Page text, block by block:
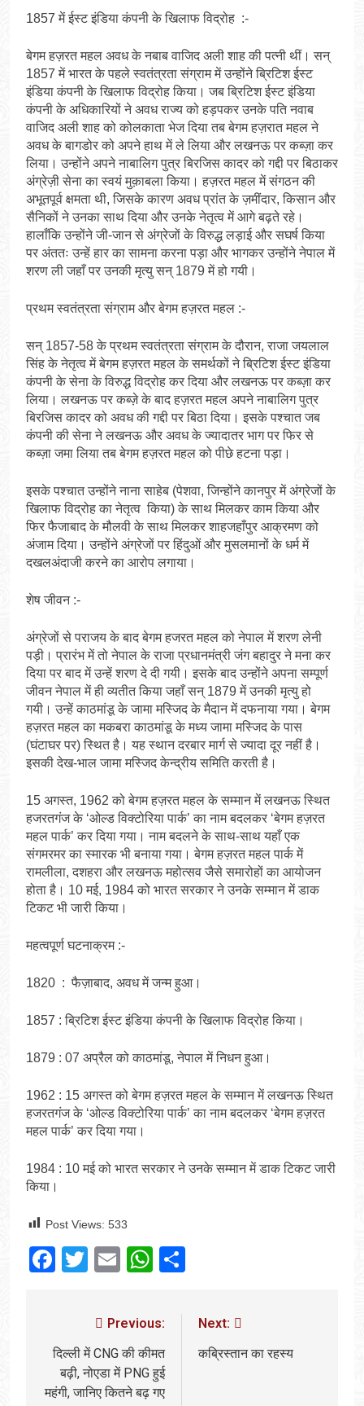
1857 में ईस्ट इंडिया कंपनी के खिलाफ विद्रोह :-
बेगम हज़रत महल अवध के नबाब वाजिद अली शाह की पत्नी थीं। सन्
1857 में भारत के पहले स्वतंत्रता संग्राम में उन्होंने ब्रिटिश ईस्ट
इंडिया कंपनी के खिलाफ विद्रोह किया। जब ब्रिटिश ईस्ट इंडिया
कंपनी के अधिकारियों ने अवध राज्य को हड़पकर उनके पति नवाब
वाजिद अली शाह को कोलकाता भेज दिया तब बेगम हज़रात महल ने
अवध के बागडोर को अपने हाथ में ले लिया और लखनऊ पर कब्ज़ा कर
लिया। उन्होंने अपने नाबालिग पुत्र बिरजिस कादर को गद्दी पर बिठाकर
अंग्रेज़ी सेना का स्वयं मुक़ाबला किया। हज़रत महल में संगठन की
अभूतपूर्व क्षमता थी, जिसके कारण अवध प्रांत के ज़मींदार, किसान और
सैनिकों ने उनका साथ दिया और उनके नेतृत्व में आगे बढ़ते रहे।
हालाँकि उन्होंने जी-जान से अंग्रेजों के विरुद्ध लड़ाई और सघर्ष किया
पर अंततः उन्हें हार का सामना करना पड़ा और भागकर उन्होंने नेपाल में
शरण ली जहाँ पर उनकी मृत्यु सन् 1879 में हो गयी।
प्रथम स्वतंत्रता संग्राम और बेगम हज़रत महल :-
सन् 1857-58 के प्रथम स्वतंत्रता संग्राम के दौरान, राजा जयलाल
सिंह के नेतृत्व में बेगम हज़रत महल के समर्थकों ने ब्रिटिश ईस्ट इंडिया
कंपनी के सेना के विरुद्ध विद्रोह कर दिया और लखनऊ पर कब्ज़ा कर
लिया। लखनऊ पर कब्ज़े के बाद हज़रत महल अपने नाबालिग पुत्र
बिरजिस कादर को अवध की गद्दी पर बिठा दिया। इसके पश्चात जब
कंपनी की सेना ने लखनऊ और अवध के ज्यादातर भाग पर फिर से
कब्ज़ा जमा लिया तब बेगम हज़रत महल को पीछे हटना पड़ा।
इसके पश्चात उन्होंने नाना साहेब (पेशवा, जिन्होंने कानपुर में अंग्रेजों के
खिलाफ विद्रोह का नेतृत्व किया) के साथ मिलकर काम किया और
फिर फैजाबाद के मौलवी के साथ मिलकर शाहजहाँपुर आक्रमण को
अंजाम दिया। उन्होंने अंग्रेजों पर हिंदुओं और मुसलमानों के धर्म में
दखलअंदाजी करने का आरोप लगाया।
शेष जीवन :-
अंग्रेजों से पराजय के बाद बेगम हजरत महल को नेपाल में शरण लेनी
पड़ी। प्रारंभ में तो नेपाल के राजा प्रधानमंत्री जंग बहादुर ने मना कर
दिया पर बाद में उन्हें शरण दे दी गयी। इसके बाद उन्होंने अपना सम्पूर्ण
जीवन नेपाल में ही व्यतीत किया जहाँ सन् 1879 में उनकी मृत्यु हो
गयी। उन्हें काठमांडू के जामा मस्जिद के मैदान में दफनाया गया। बेगम
हज़रत महल का मकबरा काठमांडू के मध्य जामा मस्जिद के पास
(घंटाघर पर) स्थित है। यह स्थान दरबार मार्ग से ज्यादा दूर नहीं है।
इसकी देख-भाल जामा मस्जिद केन्द्रीय समिति करती है।
15 अगस्त, 1962 को बेगम हज़रत महल के सम्मान में लखनऊ स्थित
हजरतगंज के ‘ओल्ड विक्टोरिया पार्क’ का नाम बदलकर ‘बेगम हज़रत
महल पार्क’ कर दिया गया। नाम बदलने के साथ-साथ यहाँ एक
संगमरमर का स्मारक भी बनाया गया। बेगम हज़रत महल पार्क में
रामलीला, दशहरा और लखनऊ महोत्सव जैसे समारोहों का आयोजन
होता है। 10 मई, 1984 को भारत सरकार ने उनके सम्मान में डाक
टिकट भी जारी किया।
महत्वपूर्ण घटनाक्रम :-
1820 : फैज़ाबाद, अवध में जन्म हुआ।
1857 : ब्रिटिश ईस्ट इंडिया कंपनी के खिलाफ विद्रोह किया।
1879 : 07 अप्रैल को काठमांडू, नेपाल में निधन हुआ।
1962 : 15 अगस्त को बेगम हज़रत महल के सम्मान में लखनऊ स्थित
हजरतगंज के ‘ओल्ड विक्टोरिया पार्क’ का नाम बदलकर ‘बेगम हज़रत
महल पार्क’ कर दिया गया।
1984 : 10 मई को भारत सरकार ने उनके सम्मान में डाक टिकट जारी
किया।
Post Views: 533
Facebook
Twitter
EmailWhatsApp
Previous:
दिल्ली में CNG की कीमत
बढ़ी, नोएडा में PNG हुई
महंगी, जानिए कितने बढ़ गए
Next:
कब्रिस्तान का रहस्य